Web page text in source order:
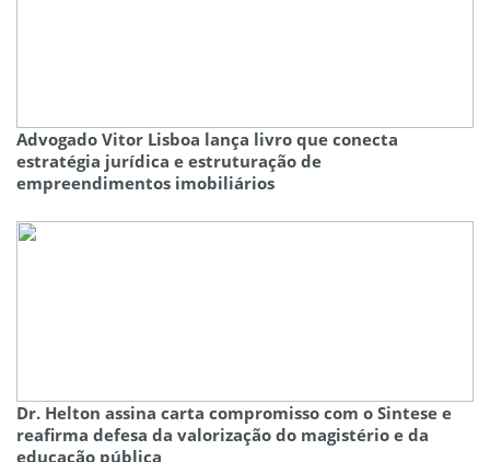
Advogado Vitor Lisboa lança livro que conecta
estratégia jurídica e estruturação de
empreendimentos imobiliários
Dr. Helton assina carta compromisso com o Sintese e
reafirma defesa da valorização do magistério e da
educação pública